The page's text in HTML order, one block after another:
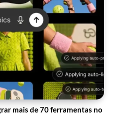
mais de 70 ferramentas no